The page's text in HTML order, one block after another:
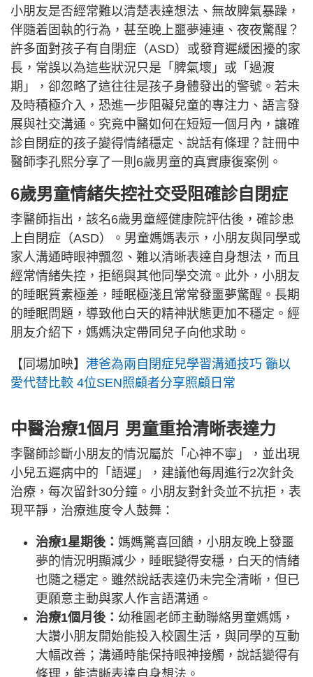
小朋友是否經常難以清楚表達想法、無故脾氣暴躁，
伴隨着固執的行為，甚至晚上噩夢連連、夜夜驚醒？
許多面對孩子有自閉症（ASD）或發育遲緩困擾的家
長，常誤以為這些狀況只是「脾氣壞」或「過渡
期」，卻忽略了這往往是孩子身體發出的警號。若未
及時積極介入，恐進一步阻礙兒童的專注力、語言發
展與社交溝通。究竟中醫如何在短短一個月內，讓確
診自閉症的孩子變得情緒穩定、說話有條理？註冊中
醫師李孔熙分享了一則6歲男童的真實康復案例。
6歲男童情緒失控社交受阻確診自閉症
李醫師指出，該名6歲男童經健康院評估後，確診患
上自閉症（ASD）。男童媽媽表示，小朋友與同學或
家人溝通時眼神飄忽、難以清晰表達自身想法，而且
經常情緒失控，拒絕與其他同學交流。此外，小朋友
的睡眠質素極差，睡眠極淺且常常發噩夢驚醒。長期
的睡眠問題，導致他白天的精神狀態更加不穩定。經
朋友介紹下，媽媽決定帶同兒子向他求助。
【同場加映】 港爸為兩自閉症兒學習溝通技巧 籲以
愛代替比較 4位SEN照顧者分享照顧日常
中醫治療1個月 男童重拾清晰表達力
李醫師診斷小朋友的情況屬於「心神不寧」，並出現
小兒五遲病中的「語遲」，建議他每周進行2次針灸
治療，每次留針30分鐘。小朋友對針灸並不抗拒，表
現平靜，治療進度令人鼓舞：
治療1星期後： 媽媽驚喜回饋，小朋友晚上發噩
夢的情況明顯減少，睡眠變得安穩，白天的情緒
也隨之穩定。雖然說話表達仍未完全清晰，但已
更願意主動與家人作言語溝通。
治療1個月後： 幼稚園老師主動聯絡男童媽媽，
大讚小朋友開始能投入校園生活，與同學的互動
大幅改善；溝通時能保持眼神接觸，說話變得有
條理，能清晰表達自身想法。